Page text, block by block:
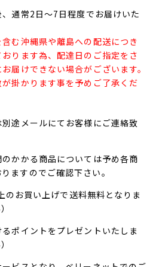
通常2日～7日程度でお届けいた
む沖縄県や離島への配送につき
ります為、配達日のご指定をさ
届けできない場合がございます。
掛かります事を予めご了承くだ
途メールにてお客様にご連絡致
かかる商品については予め各商
ますのでご確認下さい。
お買い上げで送料無料となりま
ポイントをプレゼントいたしま